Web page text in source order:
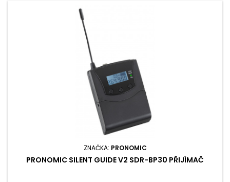
ZNAČKA: PRONOMIC
PRONOMIC SILENT GUIDE V2 SDR-BP30 PŘIJÍMAČ